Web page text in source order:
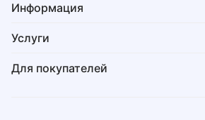
Информация
Услуги
Для покупателей